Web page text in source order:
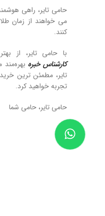
حامی تایر، راهی
می خواهند از زمان
کنند.
با حامی تایر، از
کارشناس خبره
تایر، مطمئن ترین
تجربه خواهید کرد.
حامی تایر، حامی شما